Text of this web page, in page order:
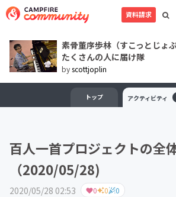
資料請求
素骨董序歩林（すこっとじょ
たくさんの人に届け隊
byscottjoplin
トップ アクティビティ
百人一首プロジェクトの全
（2020/05/28)
2020/05/28 02:53 0 0 0